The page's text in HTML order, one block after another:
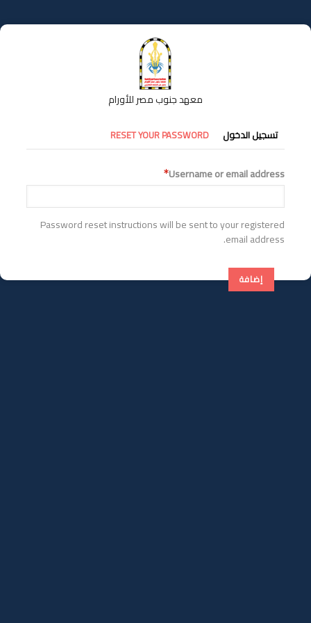
إلى
المحتوى
معهد جنوب مصر للأورام
التبويبات
الأساسية
تسجيل الدخول RESET YOUR PASSWORD
Username or email address
Password reset instructions will be sent to your registered
email address.